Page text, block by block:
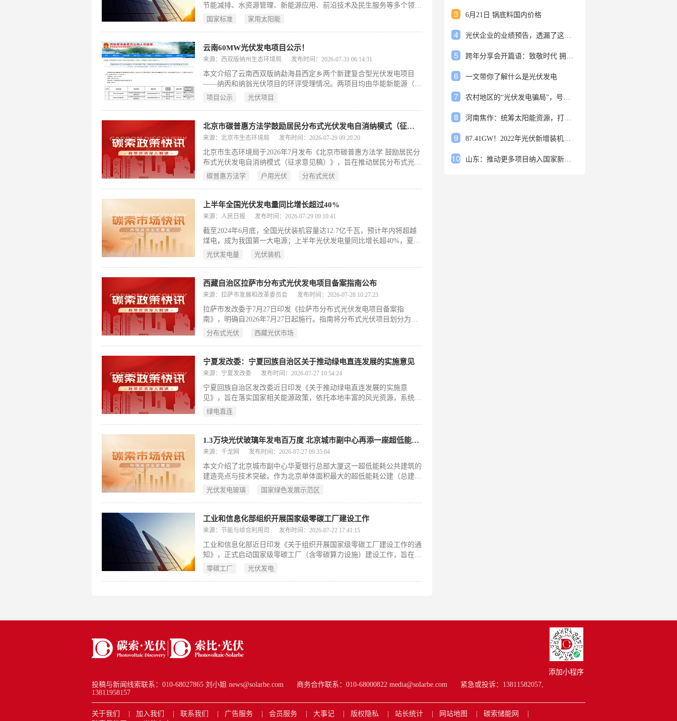
发布的退煤时间表评估报告，将成为检验政策执行力的关键节点。
（199字）
节能减排、水资源管理、新能源应用、前沿技术及民生服务等多个领
域。其中，光伏发电系列标准明确了系统建模、参数测试与并网运行控
用水定额标准覆盖工业与服务业，强化区域水资源刚性约束；家用太阳
能热水系统标准提升产品能效与质量；脑机接口、数字孪生、北斗应用
色产品评价标准从多维度规范钢管等建材的绿色属性；旅游服务标准则
聚焦购物场所质量、无障碍设施及老年旅游安全，提升服务可及性与规
范性。整体上，这批标准旨在支撑高质量发展、绿色低碳转型与人民生
国家标准 家用太阳能
云南60MW光伏发电项目公示！
来源：西双版纳州生态环境局 发布时间：2026-07-31 06:14:31
本文介绍了云南西双版纳勐海县西定乡两个新建复合型光伏发电项目
——纳丙和纳翁光伏项目的环评受理情况。两项目均由华能新能源（勐
海）有限公司建设，交流侧装机容量均为30MW，各设9个光伏方阵，
设施。总投资约2.38亿元，其中纳丙项目投资1.1896亿元，纳翁项目投
资1.1870亿元。两项目总工期均为12个月，计划于2026年8月同步开
项目公示 光伏项目
北京市碳普惠方法学鼓励居民分布式光伏发电自消纳模式（征求意见稿）发布
来源：北京市生态环境局 发布时间：2026-07-29 09:20:20
北京市生态环境局于2026年7月发布《北京市碳普惠方法学 鼓励居民分
布式光伏发电自消纳模式（征求意见稿）》，旨在推动居民分布式光伏
“自发自用、就地消纳”。该方法学适用于北京市行政区内装机容量不超
学创新采用“自发自用电量”作为减排量计算依据，通过碳普惠收益激励
居民优先消纳绿电，缓解电网调控压力，提升可再生能源本地消纳水
用，支撑首都能源绿色低碳转型目标。征求意见截止至2026年8月11
日。（199字）
碳普惠方法学 户用光伏 分布式光伏
上半年全国光伏发电量同比增长超过40%
来源：人民日报 发布时间：2026-07-29 09:10:41
截至2024年6月底，全国光伏装机容量达12.7亿千瓦，预计年内将超越
煤电，成为我国第一大电源；上半年光伏发电量同比增长超40%，夏季
午间出力占比已达三分之一。与此同时，行业正经历深度调整，面临同
则》。该标准首次为光伏产品成本核算提供了统一、可操作的参考依
据，有助于识别和监管低于成本销售行为，引导企业由价格竞争转向以
光伏发电量 光伏装机
西藏自治区拉萨市分布式光伏发电项目备案指南公布
来源：拉萨市发展和改革委员会 发布时间：2026-07-28 10:27:23
拉萨市发改委于7月27日印发《拉萨市分布式光伏发电项目备案指
南》，明确自2026年7月27日起施行。指南将分布式光伏项目划分为四
类：自然人户用（利用自有住宅、接入电压≤380伏）、非自然人户用
及大型工商业（接入用户侧电网或专线供电，接入电压≤35千伏且装机
≤20兆瓦，或接入110千伏且装机≤50兆瓦）。该指南统一规范了各类项
分布式光伏 西藏光伏市场
宁夏发改委：宁夏回族自治区关于推动绿电直连发展的实施意见
来源：宁夏发改委 发布时间：2026-07-27 10:54:24
宁夏回族自治区发改委近日印发《关于推动绿电直连发展的实施意
见》，旨在落实国家相关能源政策，依托本地丰富的风光资源，系统推
进新能源就地消纳。文件聚焦新增负荷、自备电厂改造和出口企业三类
的直连距离管控标准，规范多元主体投资合作方式，建立自治区、市、
县、园区四级联合申报评审机制及全周期动态监管体系。该政策自2026
业降低绿色用能成本，加快全区能源结构低碳转型。（198字）
绿电直连
1.3万块光伏玻璃年发电百万度 北京城市副中心再添一座超低能耗公建
来源：千龙网 发布时间：2026-07-27 09:35:04
本文介绍了北京城市副中心华夏银行总部大厦这一超低能耗公共建筑的
建造亮点与技术突破。作为北京单体面积最大的超低能耗公建（总建筑
面积19.12万平方米），项目通过多项创新实现节能降耗：采用7696块
式“呼吸”能力；覆盖1.3万块光伏发电玻璃，年发电量达100万千瓦时，
满足约一半用电需求；综合节能率达60.2%，较常规办公建筑降耗
术，气密性控制精度达0.5毫米。该项目是北京城市副中心建设国家绿
色发展示范区的重要实践。
光伏发电玻璃 国家绿色发展示范区
工业和信息化部组织开展国家级零碳工厂建设工作
来源：节能与综合利用司 发布时间：2026-07-22 17:41:15
工业和信息化部近日印发《关于组织开展国家级零碳工厂建设工作的通
知》，正式启动国家级零碳工厂（含零碳算力设施）建设工作，旨在落
实国家关于碳达峰碳中和的决策部署。《通知》明确了申报条件：优先
零碳工厂 光伏发电
3 6月21日 锅底料国内价格
4 光伏企业的业绩预告，透漏了这些信号
5 跨年分享会开篇语：致敬时代 拥抱变革
6 一文带你了解什么是光伏发电
7 农村地区的“光伏发电骗局”，号称能用屋顶赚钱，不少人已经上当
8 河南焦作：统筹太阳能资源，打造百万千瓦级光伏基地
9 87.41GW！2022年光伏新增装机规模发布
10 山东：推动更多项目纳入国家新增风光大基地项目
添加小程序
投稿与新闻线索联系：010-68027865 刘小姐 news@solarbe.com
商务合作联系：010-68000822 media@solarbe.com
紧急或投诉：13811582057,
13811958157
关于我们 加入我们 联系我们 广告服务 会员服务 大事记 版权隐私 站长统计 网站地图
碳索储能网